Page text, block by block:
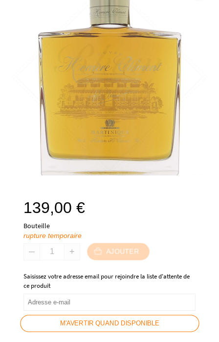
139,00 €
Bouteille
rupture temporaire
AJOUTER
Saisissez votre adresse email pour rejoindre la liste d'attente de
ce produit
M'AVERTIR QUAND DISPONIBLE